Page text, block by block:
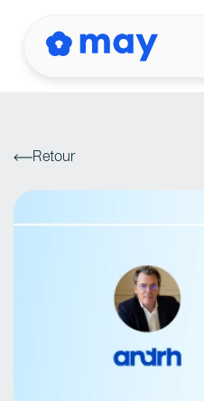
Retour